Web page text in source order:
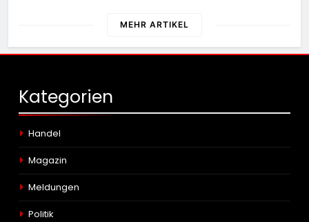
MEHR ARTIKEL
Kategorien
Handel
Magazin
Meldungen
Politik